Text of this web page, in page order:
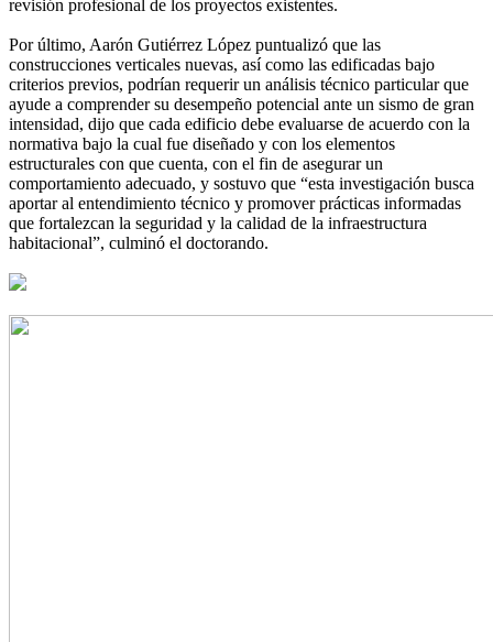
revisión profesional de los proyectos existentes.
Por último, Aarón Gutiérrez López puntualizó que las
construcciones verticales nuevas, así como las edificadas bajo
criterios previos, podrían requerir un análisis técnico particular que
ayude a comprender su desempeño potencial ante un sismo de gran
intensidad, dijo que cada edificio debe evaluarse de acuerdo con la
normativa bajo la cual fue diseñado y con los elementos
estructurales con que cuenta, con el fin de asegurar un
comportamiento adecuado, y sostuvo que “esta investigación busca
aportar al entendimiento técnico y promover prácticas informadas
que fortalezcan la seguridad y la calidad de la infraestructura
habitacional”, culminó el doctorando.